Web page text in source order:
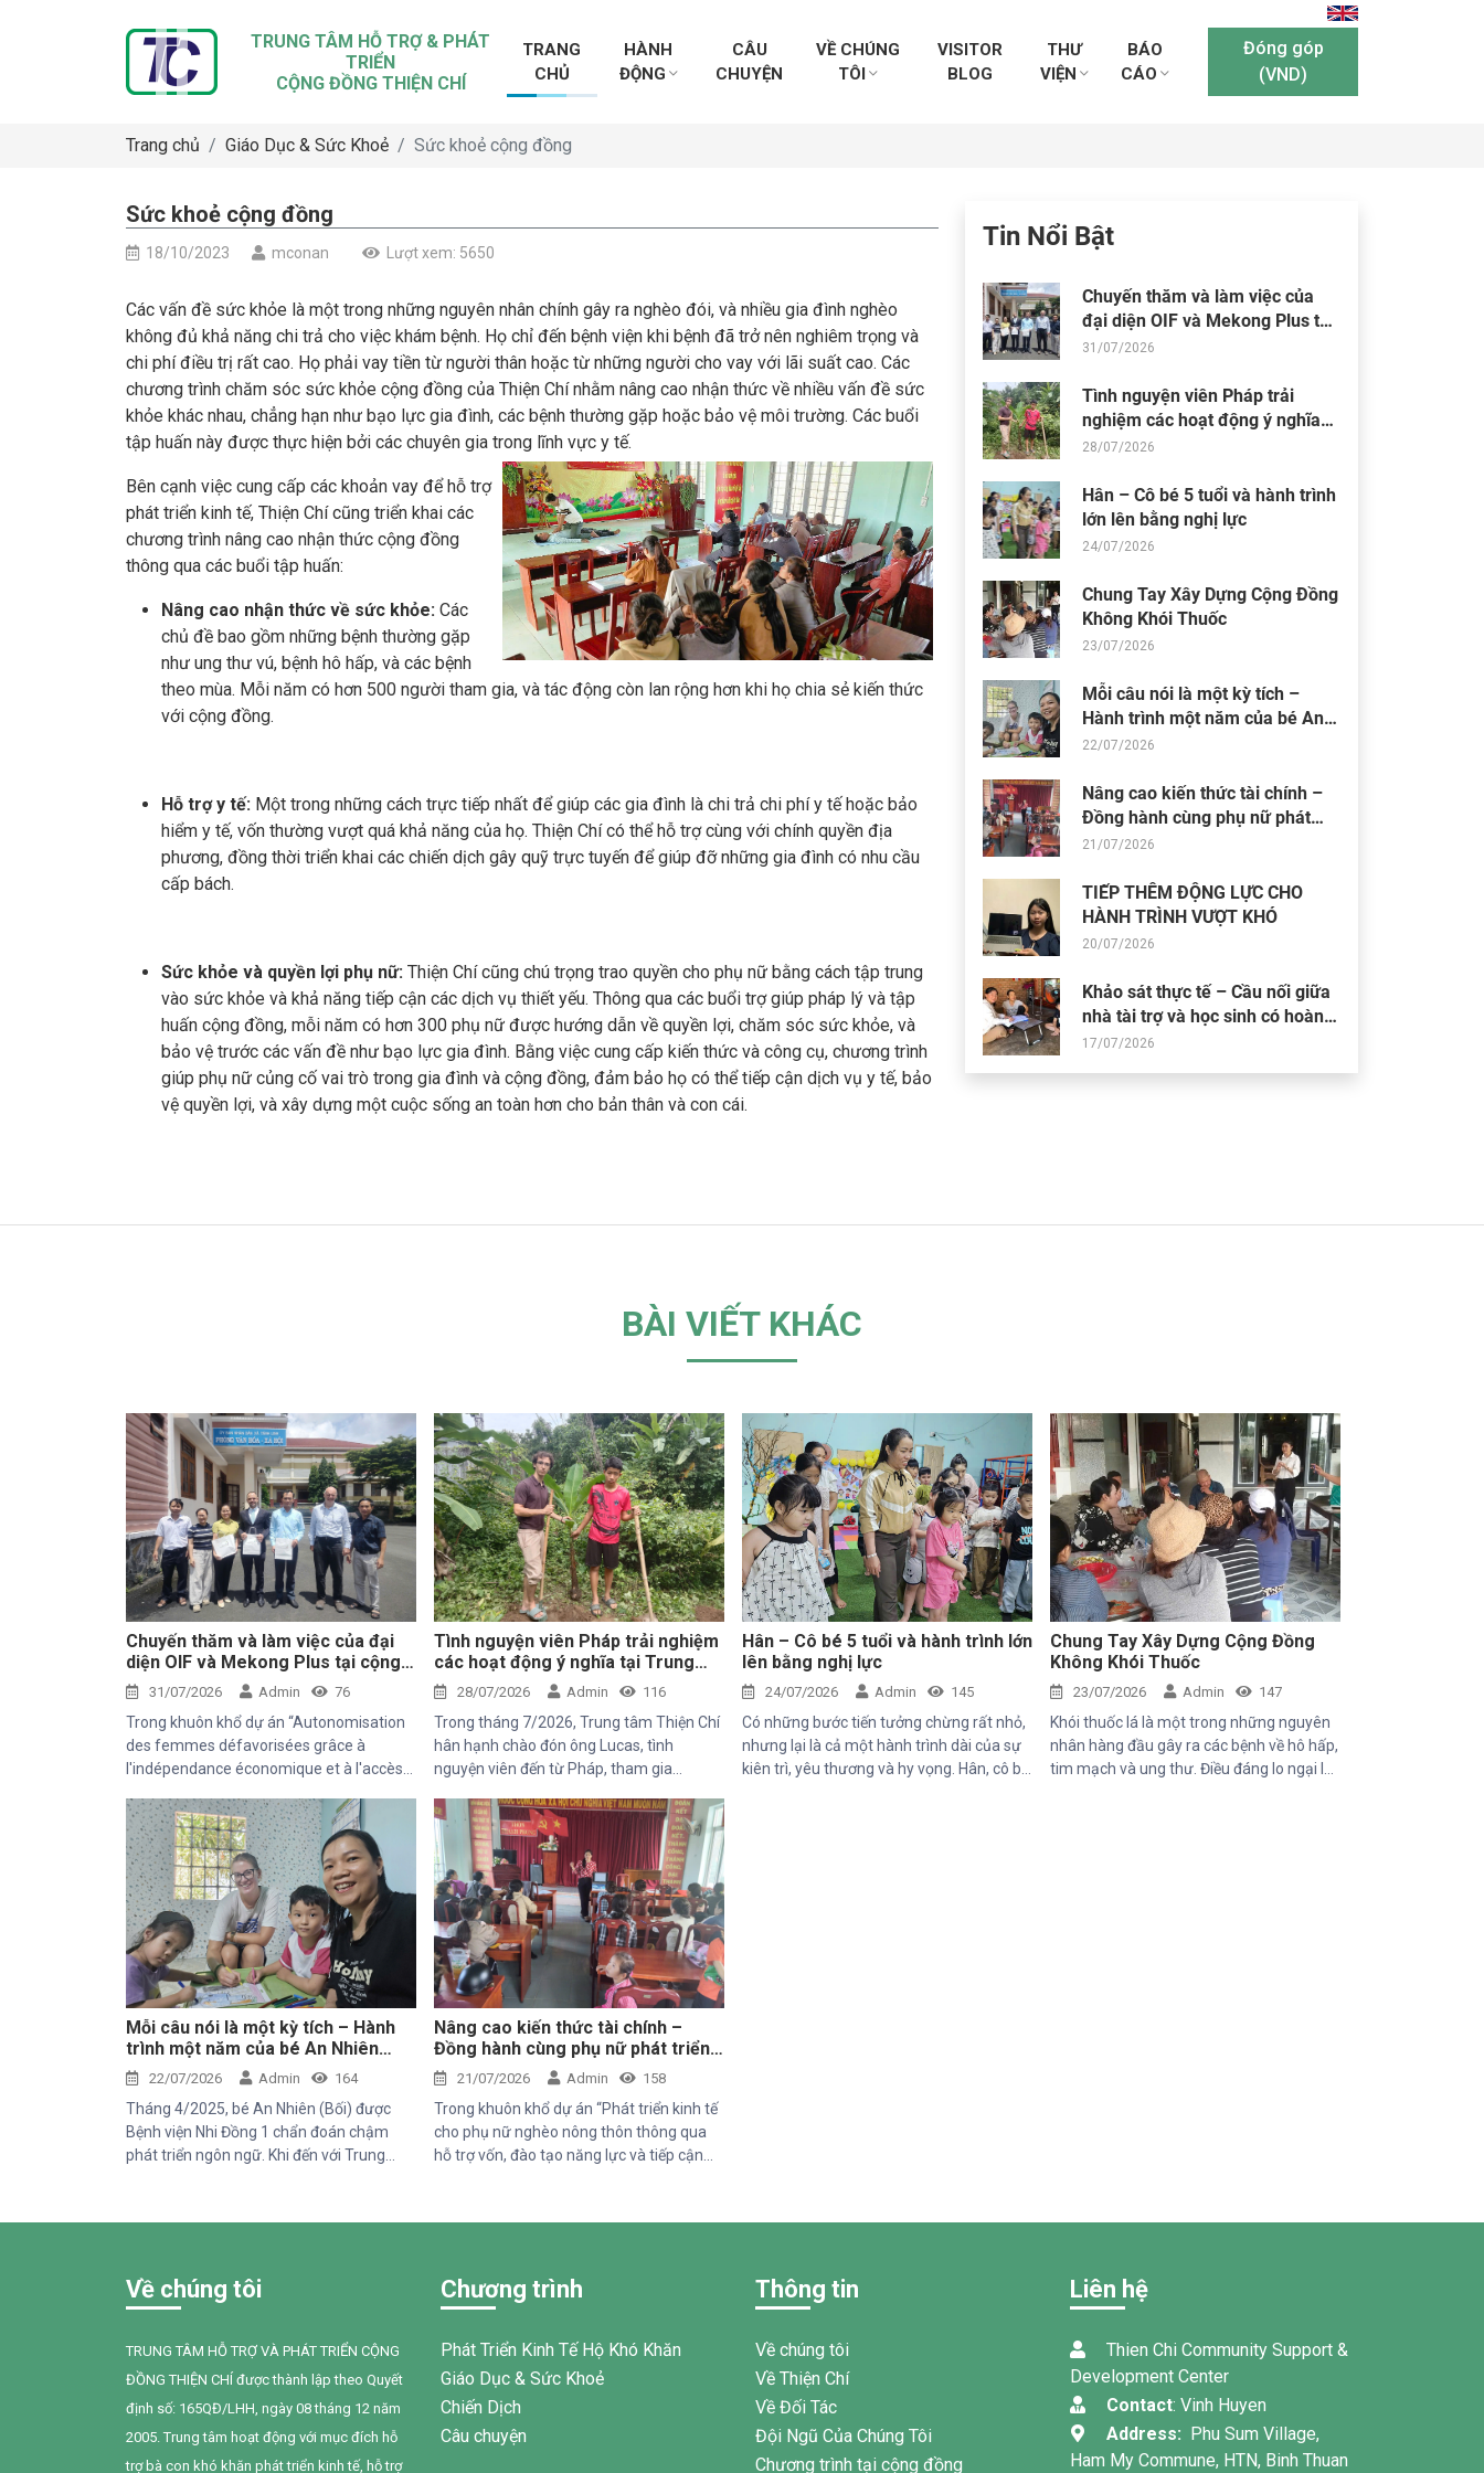
TRUNG TÂM HỖ TRỢ & PHÁT
TRIỂN
CỘNG ĐỒNG THIỆN CHÍ
TRANG
CHỦ
HÀNH
ĐỘNG
CÂU
CHUYỆN
VỀ CHÚNG
TÔI
VISITOR
BLOG
THƯ
VIỆN
BÁO
CÁO
Đóng góp
(VND)
Trang chủ Giáo Dục & Sức Khoẻ Sức khoẻ cộng đồng
Sức khoẻ cộng đồng
18/10/2023 mconan Lượt xem: 5650
Các vấn đề sức khỏe là một trong những nguyên nhân chính gây ra nghèo đói, và nhiều gia đình nghèo
không đủ khả năng chi trả cho việc khám bệnh. Họ chỉ đến bệnh viện khi bệnh đã trở nên nghiêm trọng và
chi phí điều trị rất cao. Họ phải vay tiền từ người thân hoặc từ những người cho vay với lãi suất cao. Các
chương trình chăm sóc sức khỏe cộng đồng của Thiện Chí nhằm nâng cao nhận thức về nhiều vấn đề sức
khỏe khác nhau, chẳng hạn như bạo lực gia đình, các bệnh thường gặp hoặc bảo vệ môi trường. Các buổi
tập huấn này được thực hiện bởi các chuyên gia trong lĩnh vực y tế.
Bên cạnh việc cung cấp các khoản vay để hỗ trợ
phát triển kinh tế, Thiện Chí cũng triển khai các
chương trình nâng cao nhận thức cộng đồng
thông qua các buổi tập huấn:
Nâng cao nhận thức về sức khỏe: Các
chủ đề bao gồm những bệnh thường gặp
như ung thư vú, bệnh hô hấp, và các bệnh
theo mùa. Mỗi năm có hơn 500 người tham gia, và tác động còn lan rộng hơn khi họ chia sẻ kiến thức
với cộng đồng.
Hỗ trợ y tế: Một trong những cách trực tiếp nhất để giúp các gia đình là chi trả chi phí y tế hoặc bảo
hiểm y tế, vốn thường vượt quá khả năng của họ. Thiện Chí có thể hỗ trợ cùng với chính quyền địa
phương, đồng thời triển khai các chiến dịch gây quỹ trực tuyến để giúp đỡ những gia đình có nhu cầu
cấp bách.
Sức khỏe và quyền lợi phụ nữ: Thiện Chí cũng chú trọng trao quyền cho phụ nữ bằng cách tập trung
vào sức khỏe và khả năng tiếp cận các dịch vụ thiết yếu. Thông qua các buổi trợ giúp pháp lý và tập
huấn cộng đồng, mỗi năm có hơn 300 phụ nữ được hướng dẫn về quyền lợi, chăm sóc sức khỏe, và
bảo vệ trước các vấn đề như bạo lực gia đình. Bằng việc cung cấp kiến thức và công cụ, chương trình
giúp phụ nữ củng cố vai trò trong gia đình và cộng đồng, đảm bảo họ có thể tiếp cận dịch vụ y tế, bảo
vệ quyền lợi, và xây dựng một cuộc sống an toàn hơn cho bản thân và con cái.
Tin Nổi Bật
Chuyến thăm và làm việc của
đại diện OIF và Mekong Plus tại
cộng đồng dự án
31/07/2026
Tình nguyện viên Pháp trải
nghiệm các hoạt động ý nghĩa
tại Trung tâm Thiện Chí
28/07/2026
Hân – Cô bé 5 tuổi và hành trình
lớn lên bằng nghị lực
24/07/2026
Chung Tay Xây Dựng Cộng Đồng
Không Khói Thuốc
23/07/2026
Mỗi câu nói là một kỳ tích –
Hành trình một năm của bé An
Nhiên (Bối)
22/07/2026
Nâng cao kiến thức tài chính –
Đồng hành cùng phụ nữ phát
triển sinh kế bền vững
21/07/2026
TIẾP THÊM ĐỘNG LỰC CHO
HÀNH TRÌNH VƯỢT KHÓ
20/07/2026
Khảo sát thực tế – Cầu nối giữa
nhà tài trợ và học sinh có hoàn
cảnh khó khăn
17/07/2026
BÀI VIẾT KHÁC
Chuyến thăm và làm việc của đại
diện OIF và Mekong Plus tại cộng
đồng dự án
31/07/2026 Admin 76
Trong khuôn khổ dự án “Autonomisation
des femmes défavorisées grâce à
l'indépendance économique et à l'accès
tâm Thiện Chí vinh dự đón tiếp ông
Kaloyan Kolev, đại diện đơn vị tài trợ
Organisation internationale de la
Francophonie (OIF), và ông Bernard
Kervyn, đại diện Mekong Plus, trong
chuyến công tác tại xã Tánh Linh, Bắc
Ruộng và Hàm Kiệm, tỉnh Lâm Đồng.
Tình nguyện viên Pháp trải nghiệm
các hoạt động ý nghĩa tại Trung
tâm Thiện Chí
28/07/2026 Admin 116
Trong tháng 7/2026, Trung tâm Thiện Chí
hân hạnh chào đón ông Lucas, tình
nguyện viên đến từ Pháp, tham gia
động của dự án do Mekong Plus tài trợ tại
địa phương.
Hân – Cô bé 5 tuổi và hành trình lớn
lên bằng nghị lực
24/07/2026 Admin 145
Có những bước tiến tưởng chừng rất nhỏ,
nhưng lại là cả một hành trình dài của sự
kiên trì, yêu thương và hy vọng. Hân, cô bé
Chung Tay Xây Dựng Cộng Đồng
Không Khói Thuốc
23/07/2026 Admin 147
Khói thuốc lá là một trong những nguyên
nhân hàng đầu gây ra các bệnh về hô hấp,
tim mạch và ung thư. Điều đáng lo ngại là
Mỗi câu nói là một kỳ tích – Hành
trình một năm của bé An Nhiên
(Bối)22/07/2026 Admin 164
Tháng 4/2025, bé An Nhiên (Bối) được
Bệnh viện Nhi Đồng 1 chẩn đoán chậm
phát triển ngôn ngữ. Khi đến với Trung
cầu của mình. Sau một năm can thiệp với
ngừng của chính Bối, em đã có những
Nâng cao kiến thức tài chính –
Đồng hành cùng phụ nữ phát triển
sinh kế bền vững
21/07/2026 Admin 158
Trong khuôn khổ dự án “Phát triển kinh tế
cho phụ nữ nghèo nông thôn thông qua
hỗ trợ vốn, đào tạo năng lực và tiếp cận
Trung tâm Thiện Chí đã tổ chức buổi chia
Thuận Nam.
Về chúng tôi
TRUNG TÂM HỖ TRỢ VÀ PHÁT TRIỂN CỘNG
ĐỒNG THIỆN CHÍ được thành lập theo Quyết
định số: 165QĐ/LHH, ngày 08 tháng 12 năm
2005. Trung tâm hoạt động với mục đích hỗ
trợ bà con khó khăn phát triển kinh tế, hỗ trợ
Chương trình
Phát Triển Kinh Tế Hộ Khó Khăn
Giáo Dục & Sức Khoẻ
Chiến Dịch
Câu chuyện
Thông tin
Về chúng tôi
Về Thiện Chí
Về Đối Tác
Đội Ngũ Của Chúng Tôi
Chương trình tại cộng đồng
Liên hệ
Thien Chi Community Support &
Development Center
Contact: Vinh Huyen
Address: Phu Sum Village,
Ham My Commune, HTN, Binh Thuan